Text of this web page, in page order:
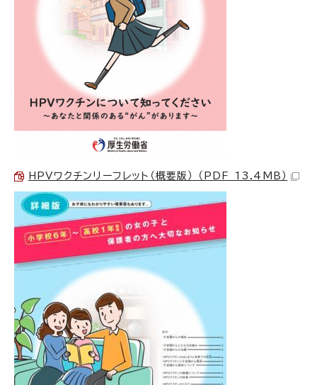
HPVワクチンリーフレット（概要版） （PDF 13.4MB）